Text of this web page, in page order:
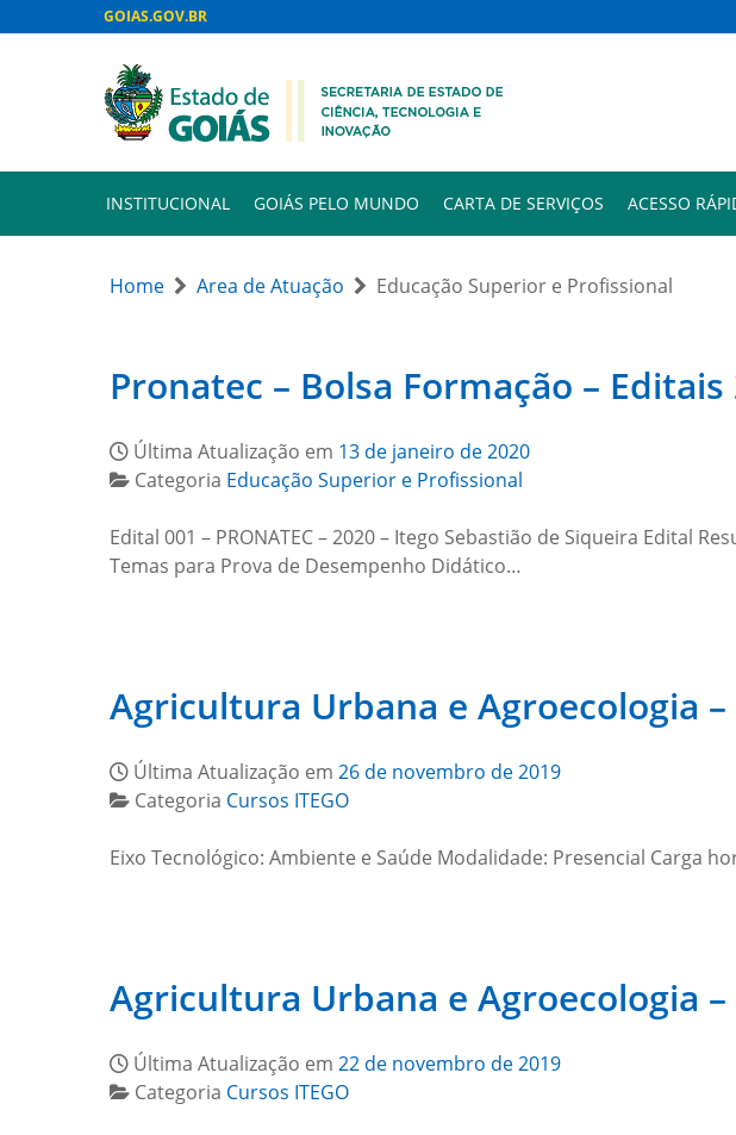
GOIAS.GOV.BR
INSTITUCIONAL GOIÁS PELO MUNDO CARTA DE SERVIÇOS ACESSO
Home Area de Atuação Educação Superior e Profissional
Pronatec – Bolsa Formação – Editais
Última Atualização em 13 de janeiro de 2020
Categoria Educação Superior e Profissional
Edital 001 – PRONATEC – 2020 – Itego Sebastião de Siqueira Edital
Temas para Prova de Desempenho Didático…
Agricultura Urbana e Agroecologia
Última Atualização em 26 de novembro de 2019
Categoria Cursos ITEGO
Eixo Tecnológico: Ambiente e Saúde Modalidade: Presencial Carga
Agricultura Urbana e Agroecologia
Última Atualização em 22 de novembro de 2019
Categoria Cursos ITEGO